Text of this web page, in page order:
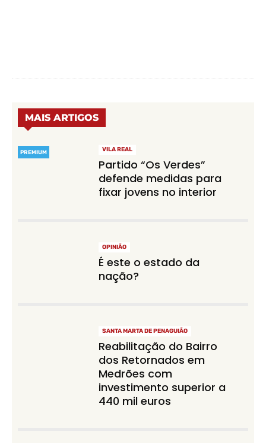
MAIS ARTIGOS
PREMIUM VILA REAL
Partido “Os Verdes”
defende medidas para
fixar jovens no interior
OPINIÃO
É este o estado da
nação?
SANTA MARTA DE PENAGUIÃO
Reabilitação do Bairro
dos Retornados em
Medrões com
investimento superior a
440 mil euros